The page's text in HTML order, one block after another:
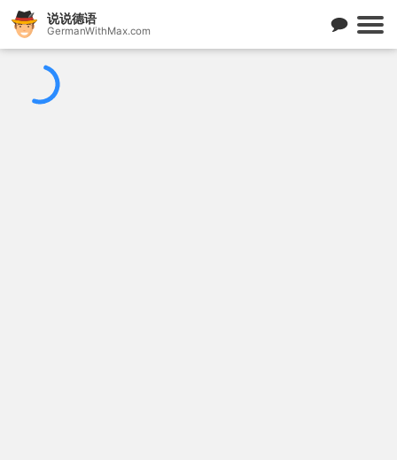
说说德语
GermanWithMax.com